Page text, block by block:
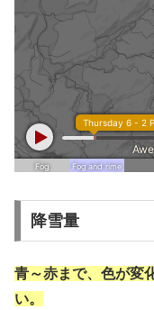
降雪量
青～赤まで、色が変
い。